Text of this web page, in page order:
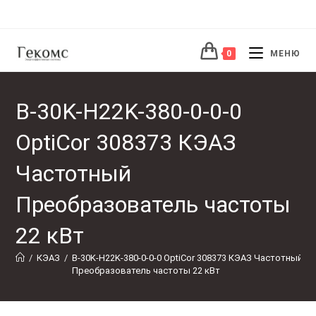
0 МЕНЮ
B-30K-H22K-380-0-0-0
OptiCor 308373 КЭАЗ
Частотный
Преобразователь частоты
22 кВт
/ КЭАЗ / B-30K-H22K-380-0-0-0 OptiCor 308373 КЭАЗ Частотный
Преобразователь частоты 22 кВт